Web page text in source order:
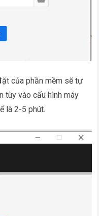
của phần mềm sẽ tự
tùy vào cấu hình máy
là 2-5 phút.